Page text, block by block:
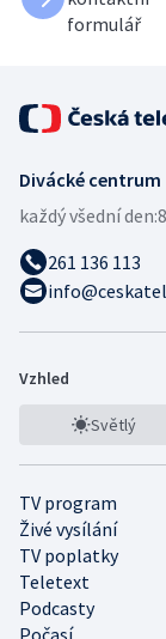
formulář
Divácké centrum
každý všední den:
261 136 113
Vzhled
Světlý
TV program
Živé vysílání
TV poplatky
Teletext
Podcasty
Počasí